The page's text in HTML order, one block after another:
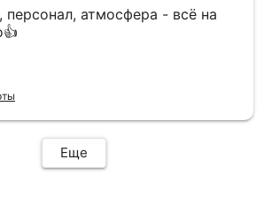
персонал, атмосфера - всё на
Еще